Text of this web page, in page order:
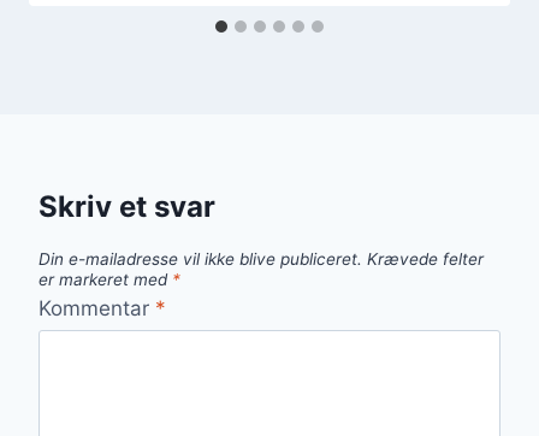
Skriv et svar
Din e-mailadresse vil ikke blive publiceret. Krævede felter
er markeret med *
Kommentar *